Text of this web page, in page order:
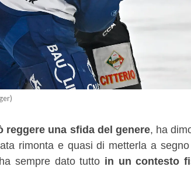
reggere una sfida del genere, ha
rimonta e quasi di metterla a
sempre dato tutto in un contesto